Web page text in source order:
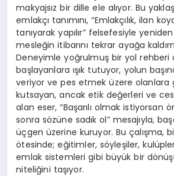
makyajsız bir dille ele alıyor. Bu
emlakçı tanımını, “Emlakçılık, ilan
tanıyarak yapılır” felsefesiyle
mesleğin itibarını tekrar ayağa
Deneyimle yoğrulmuş bir yol rehberi
başlayanlara ışık tutuyor, yolun
veriyor ve pes etmek üzere olanlara
kutsayan, ancak etik değerleri ve
alan eser, “Başarılı olmak istiyorsan
sonra sözüne sadık ol” mesajıyla,
üçgen üzerine kuruyor. Bu çalışma,
ötesinde; eğitimler, söyleşiler,
emlak sistemleri gibi büyük bir
niteliğini taşıyor.